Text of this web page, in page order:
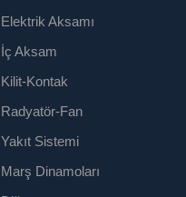
Elektrik Aksamı
İç Aksam
Kilit-Kontak
Radyatör-Fan
Yakıt Sistemi
Marş Dinamoları